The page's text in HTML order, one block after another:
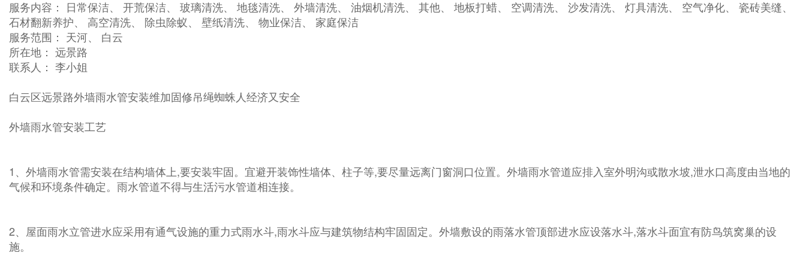
服务内容： 日常保洁、 开荒保洁、 玻璃清洗、 地毯清洗、 外墙清洗、 油烟机清洗、 其他、 地板打蜡、 空调清洗、 沙发清洗、 灯具清洗、 空气净化、 瓷砖美缝、
石材翻新养护、 高空清洗、 除虫除蚁、 壁纸清洗、 物业保洁、 家庭保洁
服务范围： 天河、 白云
所在地： 远景路
联系人： 李小姐
白云区远景路外墙雨水管安装维加固修吊绳蜘蛛人经济又安全
外墙雨水管安装工艺
1、外墙雨水管需安装在结构墙体上,要安装牢固。宜避开装饰性墙体、柱子等,要尽量远离门窗洞口位置。外墙雨水管道应排入室外明沟或散水坡,泄水口高度由当地的
气候和环境条件确定。雨水管道不得与生活污水管道相连接。
2、屋面雨水立管进水应采用有通气设施的重力式雨水斗,雨水斗应与建筑物结构牢固固定。外墙敷设的雨落水管顶部进水应设落水斗,落水斗面宜有防鸟筑窝巢的设
施。